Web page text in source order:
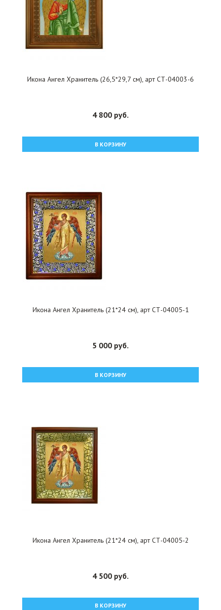
Икона Ангел Хранитель (26,5*29,7 см), арт СТ-04003-6
4 800 руб.
В КОРЗИНУ
Икона Ангел Хранитель (21*24 см), арт СТ-04005-1
5 000 руб.
В КОРЗИНУ
Икона Ангел Хранитель (21*24 см), арт СТ-04005-2
4 500 руб.
В КОРЗИНУ